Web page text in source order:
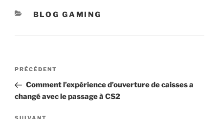
CATÉGORIES
BLOG GAMING
Navigation
l’article
Article
précédent
PRÉCÉDENT
Comment l’expérience d’ouverture de caisses a
changé avec le passage à CS2